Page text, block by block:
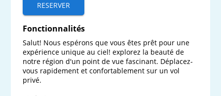
RESERVER
Fonctionnalités
Salut! Nous espérons que vous êtes prêt pour une
expérience unique au ciel! explorez la beauté de
notre région d'un point de vue fascinant. Déplacez-
vous rapidement et confortablement sur un vol
privé.